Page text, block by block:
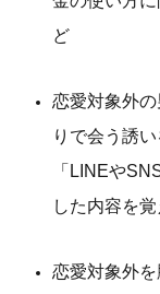
ど
恋愛対象外
りで会う誘
「LINEや
した内容を覚
恋愛対象外